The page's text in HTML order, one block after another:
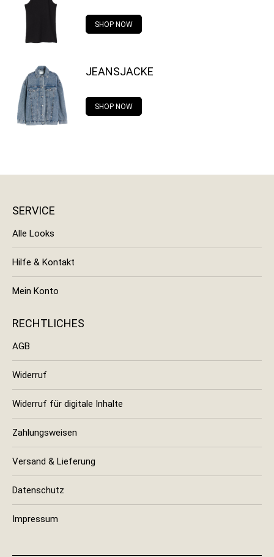
SHOP NOW
JEANSJACKE
SHOP NOW
SERVICE
Alle Looks
Hilfe & Kontakt
Mein Konto
RECHTLICHES
AGB
Widerruf
Widerruf für digitale Inhalte
Zahlungsweisen
Versand & Lieferung
Datenschutz
Impressum